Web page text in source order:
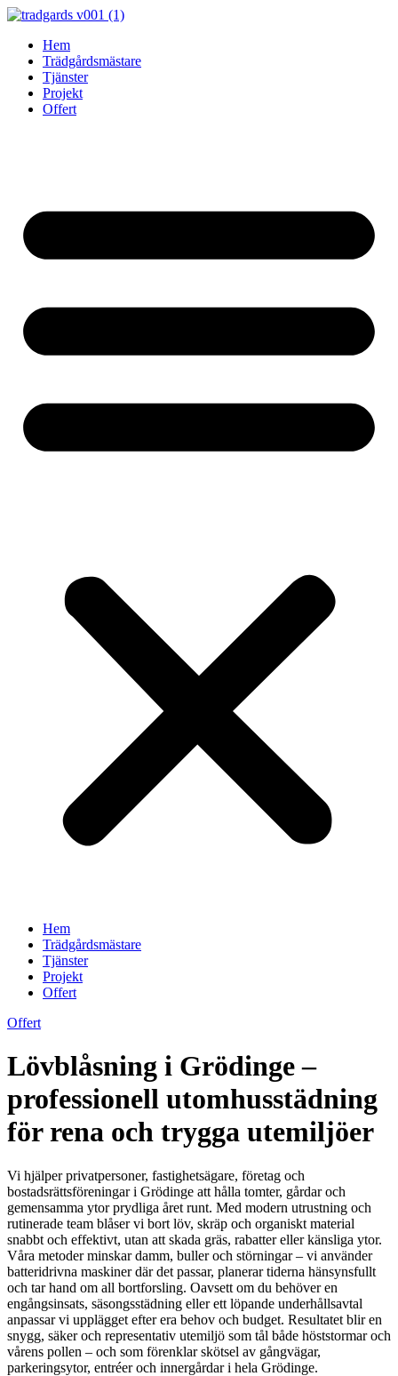
Skip
contentHem
Trädgårdsmästare
Tjänster
Projekt
Offert
Hem
Trädgårdsmästare
Tjänster
Projekt
Offert
Offert
Lövblåsning i Grödinge –
professionell utomhusstädning
för rena och trygga utemiljöer
Vi hjälper privatpersoner, fastighetsägare, företag och
bostadsrättsföreningar i Grödinge att hålla tomter, gårdar och
gemensamma ytor prydliga året runt. Med modern utrustning och
rutinerade team blåser vi bort löv, skräp och organiskt material
snabbt och effektivt, utan att skada gräs, rabatter eller känsliga ytor.
Våra metoder minskar damm, buller och störningar – vi använder
batteridrivna maskiner där det passar, planerar tiderna hänsynsfullt
och tar hand om all bortforsling. Oavsett om du behöver en
engångsinsats, säsongsstädning eller ett löpande underhållsavtal
anpassar vi upplägget efter era behov och budget. Resultatet blir en
snygg, säker och representativ utemiljö som tål både höststormar och
vårens pollen – och som förenklar skötsel av gångvägar,
parkeringsytor, entréer och innergårdar i hela Grödinge.